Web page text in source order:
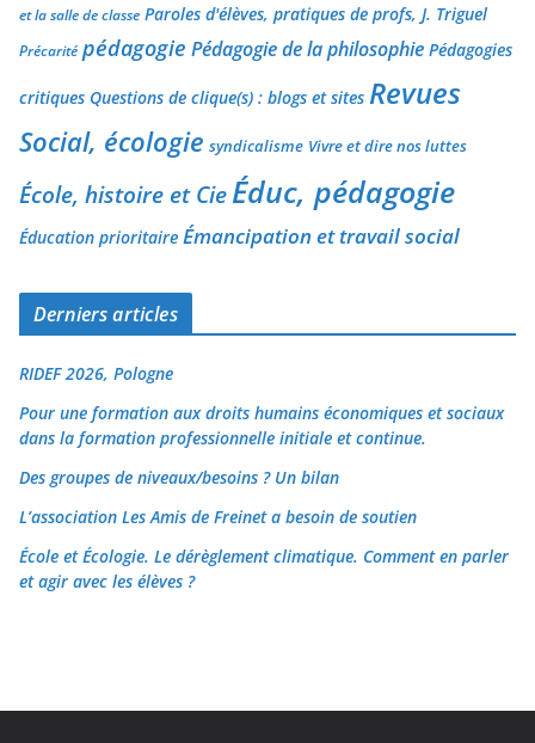
et la salle de classe Paroles d'élèves, pratiques de profs, J. Triguel
Précarité pédagogie Pédagogie de la philosophie Pédagogies
critiques Questions de clique(s) : blogs et sites Revues
Social, écologie syndicalisme Vivre et dire nos luttes
École, histoire et CieÉduc, pédagogie
Éducation prioritaire Émancipation et travail social
Derniers articles
RIDEF 2026, Pologne
Pour une formation aux droits humains économiques et sociaux
dans la formation professionnelle initiale et continue.
Des groupes de niveaux/besoins ? Un bilan
L’association Les Amis de Freinet a besoin de soutien
École et Écologie. Le dérèglement climatique. Comment en parler
et agir avec les élèves ?